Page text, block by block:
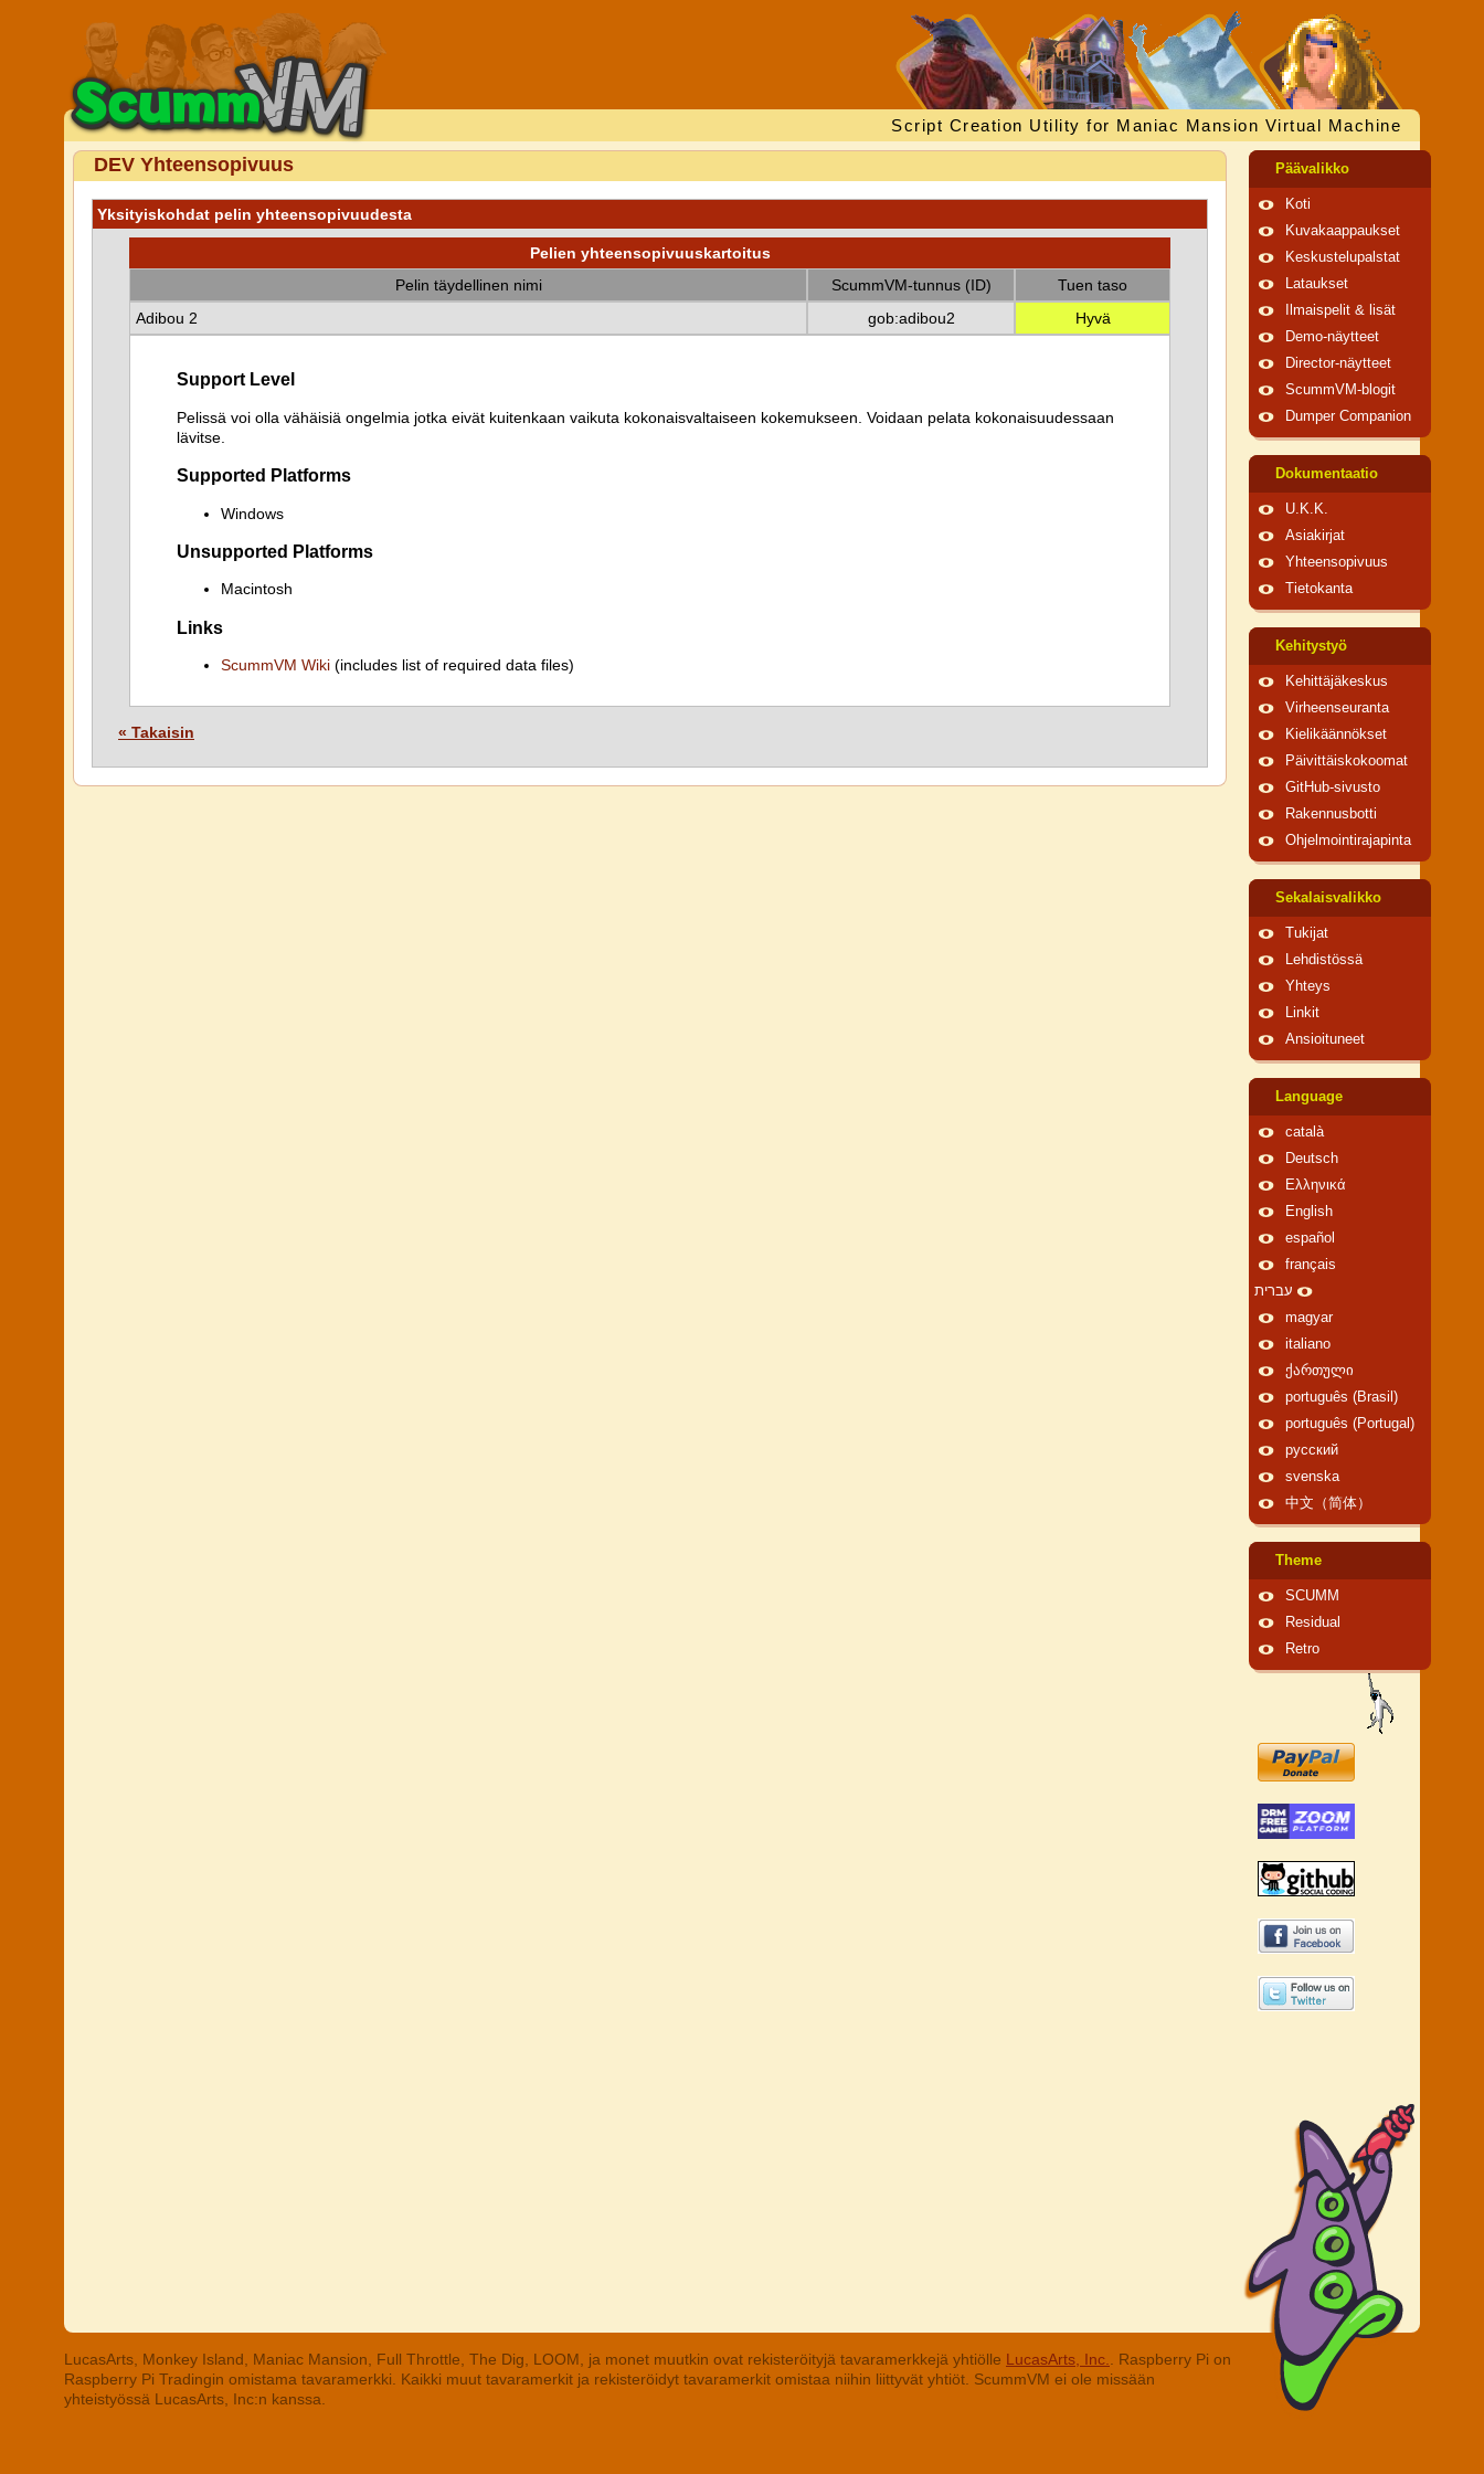
Script Creation Utility for Maniac Mansion Virtual Machine
DEV Yhteensopivuus
Yksityiskohdat pelin yhteensopivuudesta
Pelien yhteensopivuuskartoitus
Pelin täydellinen nimi
ScummVM-tunnus (ID)
Tuen taso
Adibou 2
gob:adibou2 Hyvä
Support Level
Pelissä voi olla vähäisiä ongelmia jotka eivät kuitenkaan vaikuta kokonaisvaltaiseen kokemukseen. Voidaan pelata kokonaisuudessaan
lävitse.
Supported Platforms
Windows
Unsupported Platforms
Macintosh
Links
ScummVM Wiki (includes list of required data files)
« Takaisin
Päävalikko
Koti
Kuvakaappaukset
Keskustelupalstat
Lataukset
Ilmaispelit & lisät
Demo-näytteet
Director-näytteet
ScummVM-blogit
Dumper Companion
Dokumentaatio
U.K.K.
Asiakirjat
Yhteensopivuus
Tietokanta
Kehitystyö
Kehittäjäkeskus
Virheenseuranta
Kielikäännökset
Päivittäiskokoomat
GitHub-sivusto
Rakennusbotti
Ohjelmointirajapinta
Sekalaisvalikko
Tukijat
Lehdistössä
Yhteys
Linkit
Ansioituneet
Language
català
Deutsch
Ελληνικά
English
español
français
עברית
magyar
italiano
ქართული
português (Brasil)
português (Portugal)
русский
svenska
中文（简体）
Theme
SCUMM
Residual
Retro
LucasArts, Monkey Island, Maniac Mansion, Full Throttle, The Dig, LOOM, ja monet muutkin ovat rekisteröityjä tavaramerkkejä yhtiölle LucasArts, Inc.
. Raspberry Pi on
Raspberry Pi Tradingin omistama tavaramerkki. Kaikki muut tavaramerkit ja rekisteröidyt tavaramerkit omistaa niihin liittyvät yhtiöt. ScummVM ei ole missään
yhteistyössä LucasArts, Inc:n kanssa.